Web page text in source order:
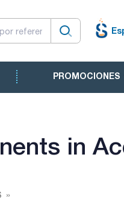
PROMOCIONES
in